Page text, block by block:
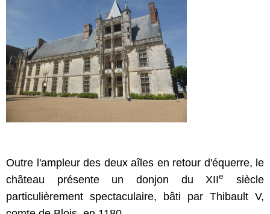
Outre l'ampleur des deux aîles en retour d'équerre, le
château présente un donjon du XIIe
siècle
particulièrement spectaculaire, bâti par Thibault V,